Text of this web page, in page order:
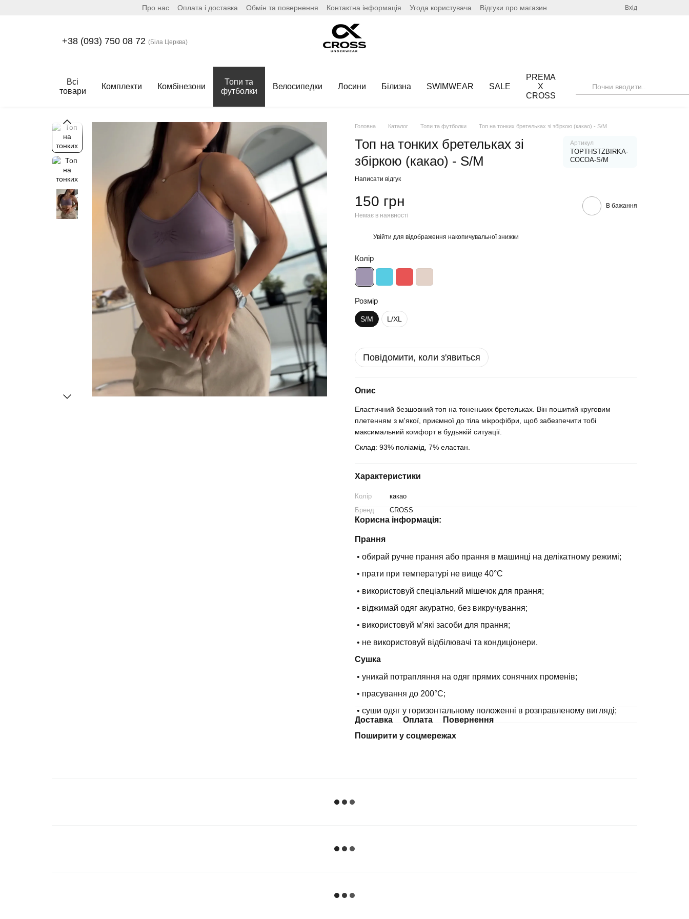
Про нас Оплата і доставка Обмін та повернення Контактна інформація Угода користувача Відгуки про магазин Вхід
+38 (093) 750 08 72 (Біла Церква)
Всі
товари
Комплекти Комбінезони
Топи та
футболки
Велосипедки Лосини Білизна SWIMWEAR SALE
PREMA
X
CROSS
Головна Каталог Топи та футболки Топ на тонких бретельках зі збіркою (какао) - S/M
Топ на тонких бретельках зі
збіркою (какао) - S/M
Артикул
TOPTHSTZBIRKA-
COCOA-S/M
Написати відгук
150 грн
Немає в наявності
В бажання
Увійти для відображення накопичувальної знижки
Колір
Розмір
S/M L/XL
Повідомити, коли з'явиться
Опис
Еластичний безшовний топ на тоненьких бретельках. Він пошитий круговим
плетенням з м'якої, приємної до тіла мікрофібри, щоб забезпечити тобі
максимальний комфорт в будьякій ситуації.
Склад: 93% поліамід, 7% еластан.
Характеристики
Колір
какао
Бренд
CROSS
Корисна інформація:
Прання
• обирай ручне прання або прання в машинці на делікатному режимі;
• прати при температурі не вище 40°С
• використовуй спеціальний мішечок для прання;
• віджимай одяг акуратно, без викручування;
• використовуй мʼякі засоби для прання;
• не використовуй відбілювачі та кондиціонери.
Сушка
• уникай потрапляння на одяг прямих сонячних променів;
• прасування до 200°С;
• суши одяг у горизонтальному положенні в розправленому вигляді;
Доставка
Оплата
Повернення
Поширити у соцмережах